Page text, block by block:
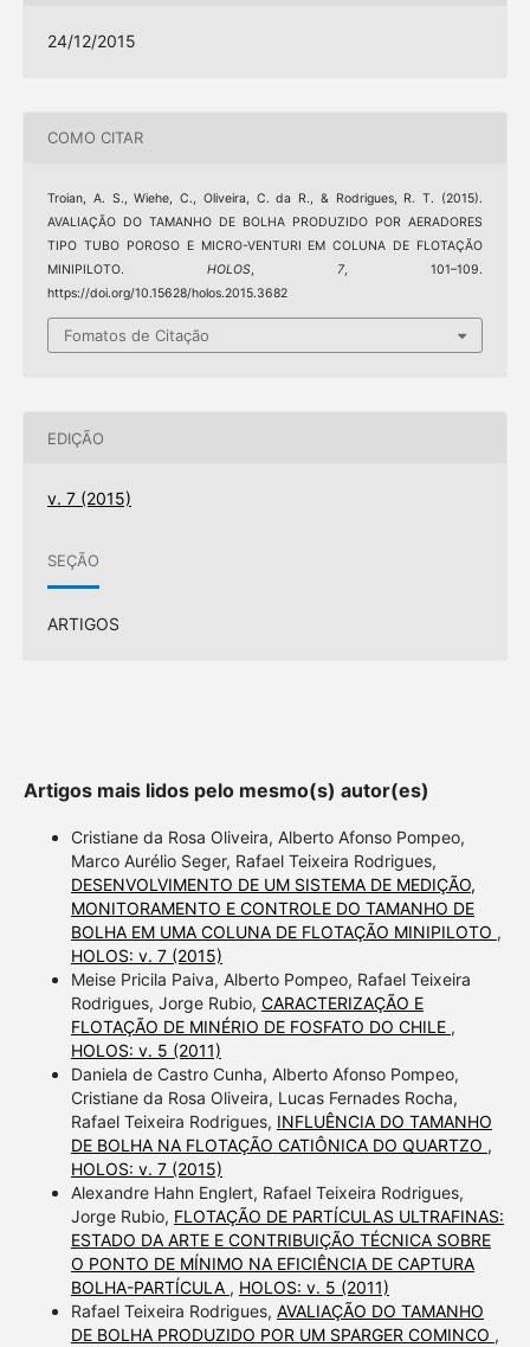
24/12/2015
COMO CITAR
Troian, A. S., Wiehe, C., Oliveira, C. da R., & Rodrigues, R. T. (2015).
AVALIAÇÃO DO TAMANHO DE BOLHA PRODUZIDO POR AERADORES
TIPO TUBO POROSO E MICRO-VENTURI EM COLUNA DE FLOTAÇÃO
MINIPILOTO. HOLOS,7, 101–109.
https://doi.org/10.15628/holos.2015.3682
Fomatos de Citação
EDIÇÃO
v. 7 (2015)
SEÇÃO
ARTIGOS
Artigos mais lidos pelo mesmo(s) autor(es)
Cristiane da Rosa Oliveira, Alberto Afonso Pompeo,
Marco Aurélio Seger, Rafael Teixeira Rodrigues,
DESENVOLVIMENTO DE UM SISTEMA DE MEDIÇÃO,
MONITORAMENTO E CONTROLE DO TAMANHO DE
BOLHA EM UMA COLUNA DE FLOTAÇÃO MINIPILOTO ,
HOLOS: v. 7 (2015)
Meise Pricila Paiva, Alberto Pompeo, Rafael Teixeira
Rodrigues, Jorge Rubio, CARACTERIZAÇÃO E
FLOTAÇÃO DE MINÉRIO DE FOSFATO DO CHILE ,
HOLOS: v. 5 (2011)
Daniela de Castro Cunha, Alberto Afonso Pompeo,
Cristiane da Rosa Oliveira, Lucas Fernades Rocha,
Rafael Teixeira Rodrigues, INFLUÊNCIA DO TAMANHO
DE BOLHA NA FLOTAÇÃO CATIÔNICA DO QUARTZO ,
HOLOS: v. 7 (2015)
Alexandre Hahn Englert, Rafael Teixeira Rodrigues,
Jorge Rubio, FLOTAÇÃO DE PARTÍCULAS ULTRAFINAS:
ESTADO DA ARTE E CONTRIBUIÇÃO TÉCNICA SOBRE
O PONTO DE MÍNIMO NA EFICIÊNCIA DE CAPTURA
BOLHA-PARTÍCULA , HOLOS: v. 5 (2011)
Rafael Teixeira Rodrigues, AVALIAÇÃO DO TAMANHO
DE BOLHA PRODUZIDO POR UM SPARGER COMINCO ,